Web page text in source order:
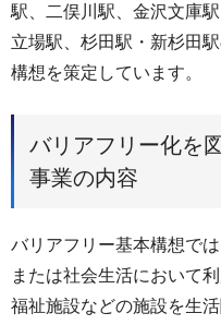
駅、二俣川駅、金沢文庫
立場駅、杉田駅・新杉田
構想を策定しています。
バリアフリー化を
事業の内容
バリアフリー基本構想で
または社会生活において
福祉施設などの施設を生